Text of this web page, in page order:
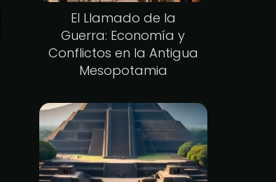
El Llamado de la
Guerra: Economía y
Conflictos en la Antigua
Mesopotamia